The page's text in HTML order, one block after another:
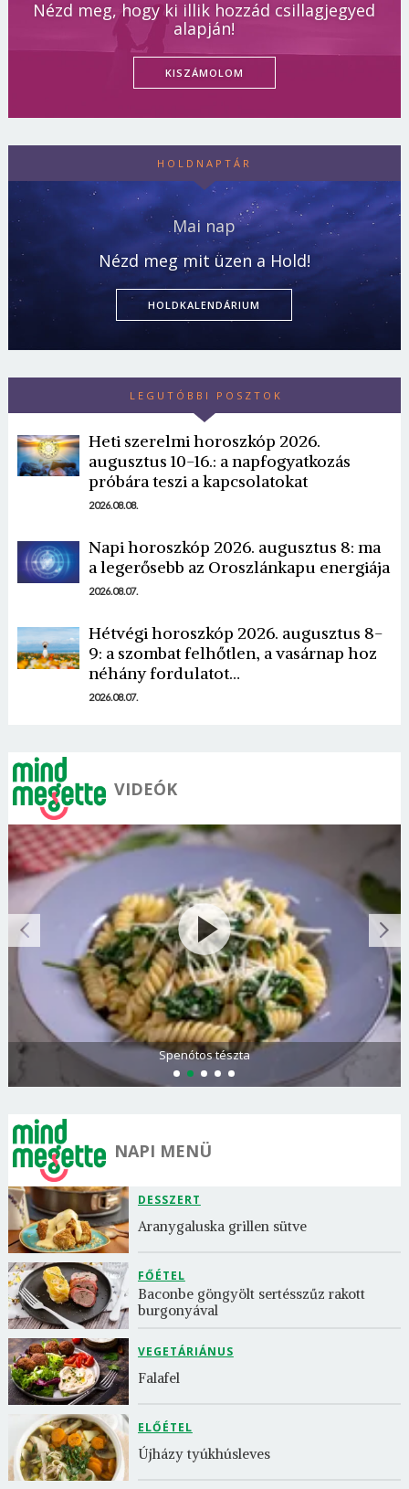
Nézd meg, hogy ki illik hozzád csillagjegyed
alapján!
KISZÁMOLOM
HOLDNAPTÁR
Mai nap
Nézd meg mit üzen a Hold!
HOLDKALENDÁRIUM
LEGUTÓBBI POSZTOK
Heti szerelmi horoszkóp 2026.
augusztus 10-16.: a napfogyatkozás
próbára teszi a kapcsolatokat
2026.08.08.
Napi horoszkóp 2026. augusztus 8: ma
a legerősebb az Oroszlánkapu energiája
2026.08.07.
Hétvégi horoszkóp 2026. augusztus 8-
9: a szombat felhőtlen, a vasárnap hoz
néhány fordulatot…
2026.08.07.
VIDEÓK
Olasz és görög paradicsomsaláta
NAPI MENÜ
DESSZERT
Aranygaluska grillen sütve
FŐÉTEL
Baconbe göngyölt sertésszűz rakott
burgonyával
VEGETÁRIÁNUS
Falafel
ELŐÉTEL
Újházy tyúkhúsleves